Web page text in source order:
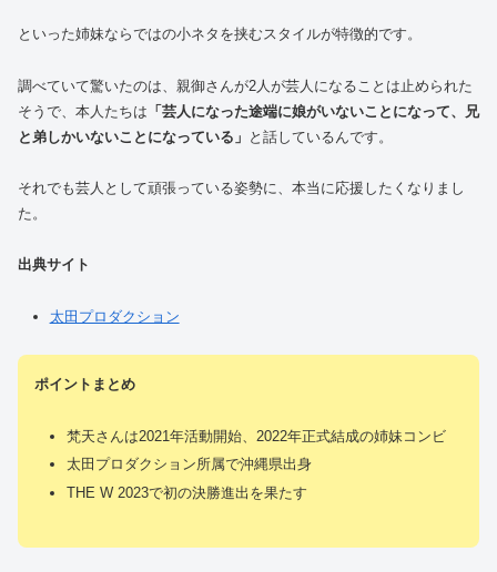
といった姉妹ならではの小ネタを挟むスタイルが特徴的です。
調べていて驚いたのは、親御さんが2人が芸人になることは止められた
そうで、本人たちは 「芸人になった途端に娘がいないことになって、兄
と弟しかいないことになっている」 と話しているんです。
それでも芸人として頑張っている姿勢に、本当に応援したくなりまし
た。
出典サイト
太田プロダクション
ポイントまとめ
梵天さんは2021年活動開始、2022年正式結成の姉妹コンビ
太田プロダクション所属で沖縄県出身
THE W 2023で初の決勝進出を果たす